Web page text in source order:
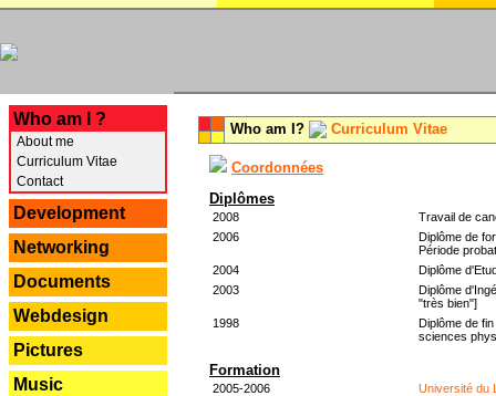
Who am I ?
About me
Curriculum Vitae
Contact
Development
Networking
Documents
Webdesign
Pictures
Music
Who am I? Curriculum Vitae
Coordonnées
Diplômes
2008
Travail de
2006
Diplôme de
Période
2004
Diplôme
2003
Diplôme
"très bien"]
1998
Diplôme de
sciences
Formation
2005-2006
Université du